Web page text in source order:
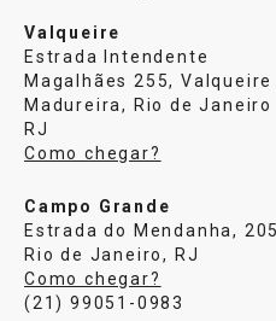
Valqueire
Estrada Intendente
Magalhães 255,
Madureira, Rio de Janeiro
RJ
Como chegar?
Campo Grande
Estrada do Mendanha, 205
Rio de Janeiro, RJ
Como chegar?
(21) 99051-0983